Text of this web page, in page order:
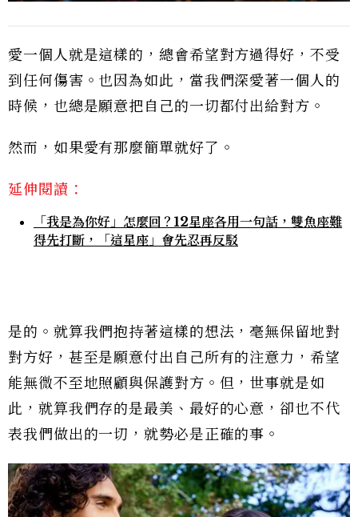
愛一個人就是這樣的，總會希望對方過得好，不受
到任何傷害。也因為如此，當我們深愛著一個人的
時候，也總是願意把自己的一切都付出給對方。
然而，如果愛有那麼簡單就好了。
延伸閱讀：
「我是為你好」怎麼回？12星座各用一句話，雙魚座難
得先打斷，「這星座」會先忍再反駁
是的。就算我們抱持著這樣的想法，毫無保留地對
對方好，甚至是願意付出自己所有的注意力，希望
能無微不至地照顧與保護對方。但，世事就是如
此，就算我們存的是最美、最好的心意，卻也不代
表我們做出的一切，就勢必是正確的事。